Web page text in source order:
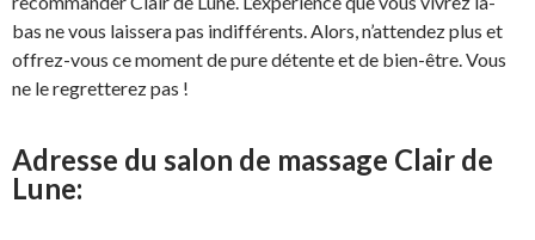
bas ne vous laissera pas indifférents. Alors, n’attendez plus et
offrez-vous ce moment de pure détente et de bien-être. Vous
ne le regretterez pas !
Adresse du salon de massage Clair de
Lune: